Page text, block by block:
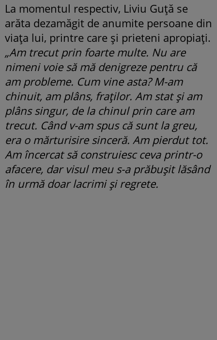
La momentul respectiv, Liviu Guță se
arăta dezamăgit de anumite persoane din
viața lui, printre care și prieteni apropiați.
„Am trecut prin foarte multe. Nu are
nimeni voie să mă denigreze pentru că
am probleme. Cum vine asta? M-am
chinuit, am plâns, fraților. Am stat și am
plâns singur, de la chinul prin care am
trecut. Când v-am spus că sunt la greu,
era o mărturisire sinceră. Am pierdut tot.
Am încercat să construiesc ceva printr-o
afacere, dar visul meu s-a prăbușit lăsând
în urmă doar lacrimi și regrete.